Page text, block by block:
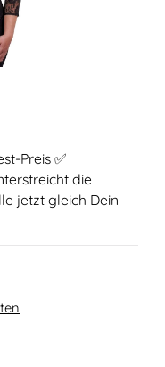
Preis ✅
die
jetzt gleich Dein
von 5 Sternen